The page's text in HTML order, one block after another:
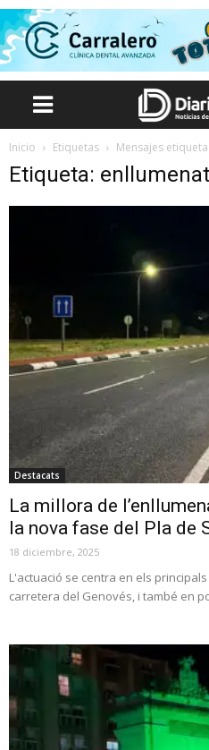
Inicio Etiquetas Mensajes
Etiqueta:
Destacats
La millora de
la nova fase del Pla de
18 diciembre, 2025
L'actuació se centra en els
carretera del Genovés, i també en